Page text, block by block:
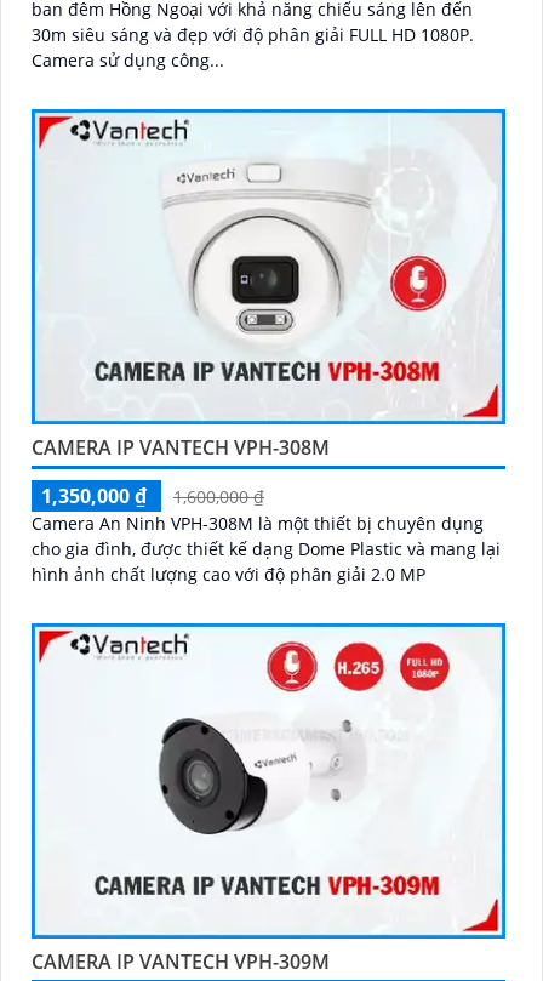
ban đêm Hồng Ngoại với khả năng chiếu sáng lên đến
30m siêu sáng và đẹp với độ phân giải FULL HD 1080P.
Camera sử dụng công...
CAMERA IP VANTECH VPH-308M
1,350,000 ₫
1,600,000 ₫
Camera An Ninh VPH-308M là một thiết bị chuyên dụng
cho gia đình, được thiết kế dạng Dome Plastic và mang lại
hình ảnh chất lượng cao với độ phân giải 2.0 MP
CAMERA IP VANTECH VPH-309M